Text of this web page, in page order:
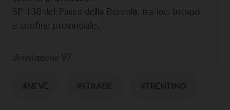
SP 138 del Passo della Borcola, tra loc. Incapo
e confine provinciale.
di redazione VT
#NEVE #STRADE #TRENTINO